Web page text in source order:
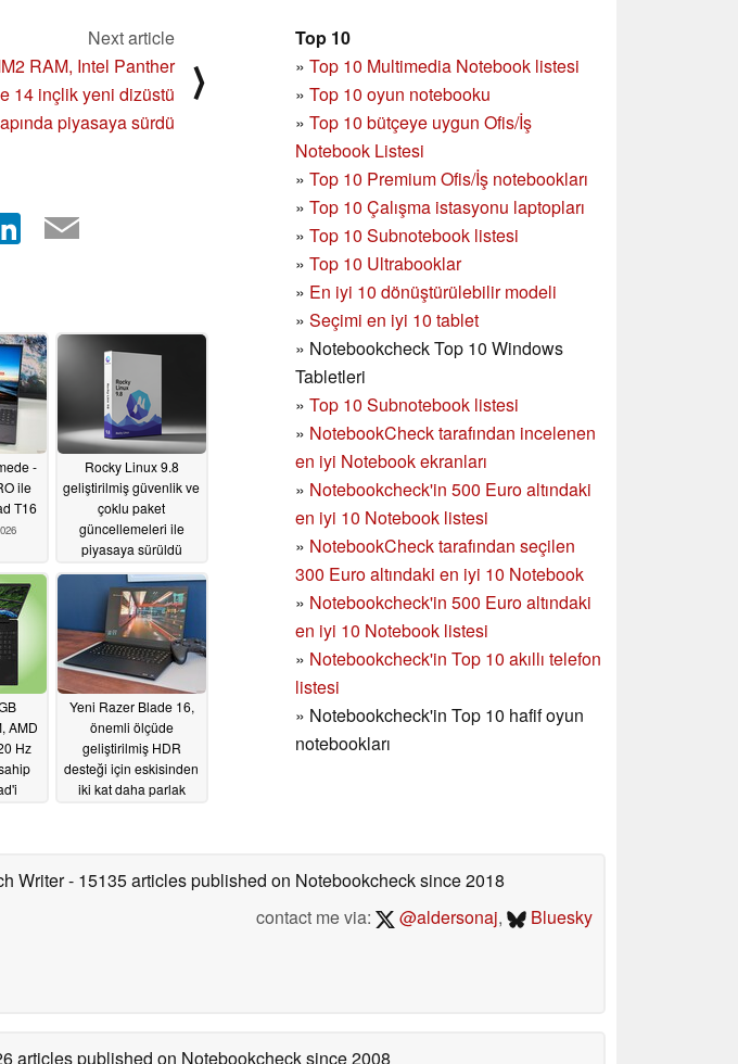
Top 10
» Top 10 Multimedia Notebook listesi
» Top 10 oyun notebooku
» Top 10 bütçeye uygun Ofis/İş
Notebook Listesi
» Top 10 Premium Ofis/İş notebookları
» Top 10 Çalışma istasyonu laptopları
» Top 10 Subnotebook listesi
» Top 10 Ultrabooklar
» En iyi 10 dönüştürülebilir modeli
» Seçimi en iyi 10 tablet
» Notebookcheck Top 10 Windows
Tabletleri
» Top 10 Subnotebook listesi
» NotebookCheck tarafından incelenen
en iyi Notebook ekranları
» Notebookcheck'in 500 Euro altındaki
en iyi 10 Notebook listesi
» NotebookCheck tarafından seçilen
300 Euro altındaki en iyi 10 Notebook
» Notebookcheck'in 500 Euro altındaki
en iyi 10 Notebook listesi
» Notebookcheck'in Top 10 akıllı telefon
listesi
» Notebookcheck'in Top 10 hafif oyun
notebookları
Next article
RAM, Intel Panther
14 inçlik yeni dizüstü
piyasaya sürdü
⟩
-
ile
T16
Rocky Linux 9.8
geliştirilmiş güvenlik ve
çoklu paket
güncellemeleri ile
piyasaya sürüldü
05/29/2026
AMD
Hz
Yeni Razer Blade 16,
önemli ölçüde
geliştirilmiş HDR
desteği için eskisinden
iki kat daha parlak
Writer- 15135 articles published on Notebookchecksince 2018
contact me via:
@aldersonaj, Bluesky
articles published on Notebookchecksince 2008